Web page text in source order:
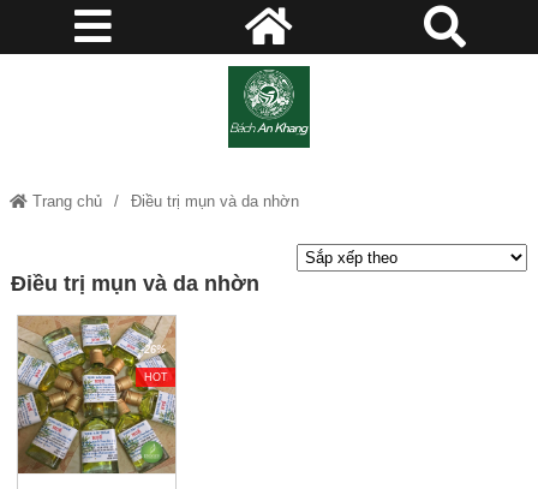
Trang chủ Điều trị mụn và da nhờn
Điều trị mụn và da nhờn
-26%
HOT